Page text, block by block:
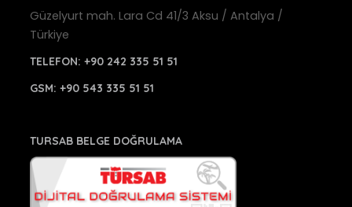
Güzelyurt mah. Lara Cd 41/3 Aksu / Antalya /
Türkiye
TELEFON: +90 242 335 51 51
GSM: +90 543 335 51 51
TURSAB BELGE DOĞRULAMA